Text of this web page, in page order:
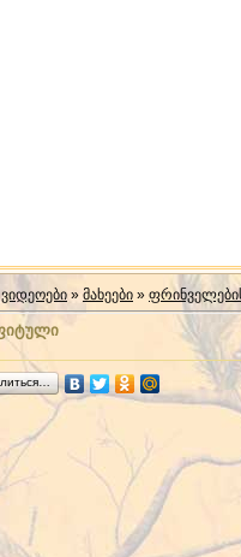
ვიდეოები » მახეები »